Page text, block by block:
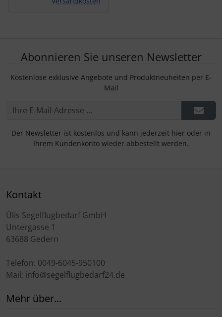
Abonnieren Sie unseren Newsletter
Kostenlose exklusive Angebote und Produktneuheiten per E-
Mail
Der Newsletter ist kostenlos und kann jederzeit hier oder in
Ihrem Kundenkonto wieder abbestellt werden.
Kontakt
Ülis Segelflugbedarf GmbH
Untergasse 1
63688 Gedern
Telefon: 0049-6045-950100
Mail: info@segelflugbedarf24.de
Mehr über...